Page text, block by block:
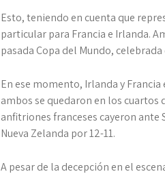
Esto, teniendo en cuenta que
particular para Francia e Irlanda.
pasada Copa del Mundo,
En ese momento, Irlanda y
ambos se quedaron en los
anfitriones franceses cayeron
Nueva Zelanda por 12-11.
A pesar de la decepción en el